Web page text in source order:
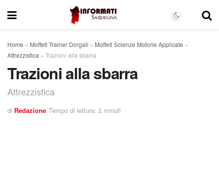
Home » Moffeti Trainer Dorgali » Moffeti Scienze Motorie Applicate »
Attrezzistica » Trazioni alla sbarra
Trazioni alla sbarra
Attrezzistica
di Redazione Tempo di lettura: 2 minuti